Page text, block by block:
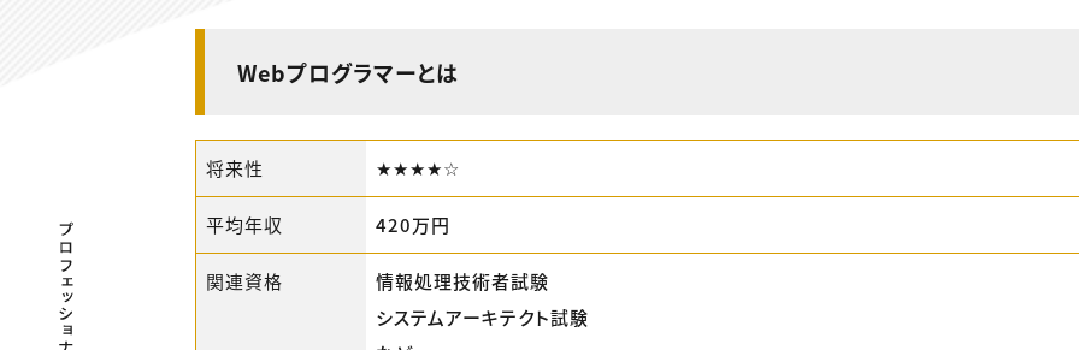
プロフェッショナル×つながる×メディア
Webプログラマーとは
将来性 ★★★★☆
平均年収 420万円
関連資格
情報処理技術者試験
システムアーキテクト試験